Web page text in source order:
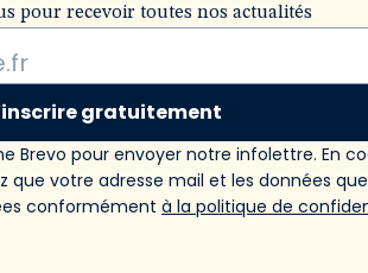
pour recevoir toutes nos actualités
gratuitement
Brevo pour envoyer notre infolettre. En
votre adresse mail et les données
conformément à la politique de